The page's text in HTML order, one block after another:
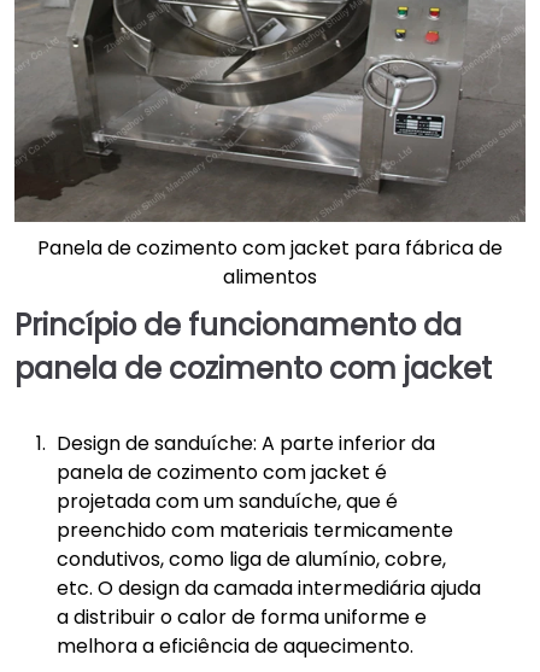
Panela de cozimento com jacket para fábrica de
alimentos
Princípio de funcionamento da
panela de cozimento com jacket
Design de sanduíche: A parte inferior da
panela de cozimento com jacket é
projetada com um sanduíche, que é
preenchido com materiais termicamente
condutivos, como liga de alumínio, cobre,
etc. O design da camada intermediária ajuda
a distribuir o calor de forma uniforme e
melhora a eficiência de aquecimento.